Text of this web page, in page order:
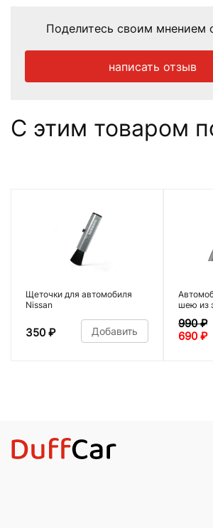
Поделитесь своим мнением
написать отзыв
С этим товаром
Щеточки для автомобиля
Nissan
350 ₽ Добавить
шею из
990₽
690 ₽